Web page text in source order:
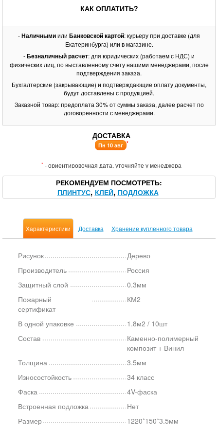
КАК ОПЛАТИТЬ?
-Наличнымиили Банковской картой: курьеру при доставке (для
Екатеринбурга) или в магазине.
-Безналичный расчет: для юридических (работаем с НДС) и
физических лиц, по выставленному счету нашими менеджерами, после
подтверждения заказа.
Бухгалтерские (закрывающие) и подтверждающие оплату документы,
будут доставлены с продукцией.
Заказной товар: предоплата 30% от суммы заказа, далее расчет по
договоренности с менеджерами.
ДОСТАВКА
Пн 10 авг *
* - ориентировочная дата, уточняйте у менеджера
РЕКОМЕНДУЕМ ПОСМОТРЕТЬ
ПЛИНТУС КЛЕЙ ПОДЛОЖКА
Характеристики Доставка Хранение купленного товара
Рисунок
Дерево
Производитель
Россия
Защитный слой
0.3мм
Пожарный
сертификат
КМ2
В одной упаковке
1.8м2 / 10шт
Состав
Каменно-полимерный
композит + Винил
Толщина
3.5мм
Износостойкость
34 класс
Фаска
4V-фаска
Встроенная подложка
Нет
Размер
1220*150*3.5мм